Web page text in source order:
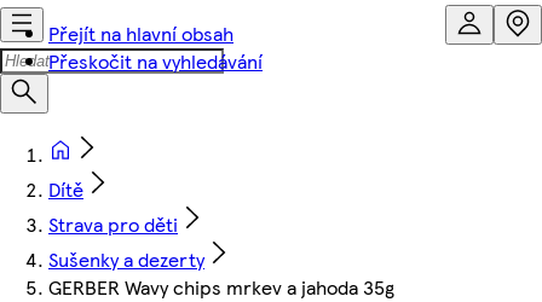
Přejít na hlavní obsah
Přeskočit na vyhledávání
Dítě
Strava pro děti
Sušenky a dezerty
GERBER Wavy chips mrkev a jahoda 35g